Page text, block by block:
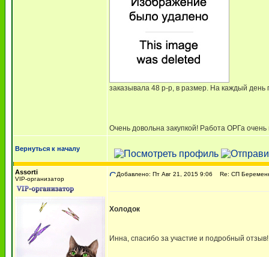
заказывала 48 р-р, в размер. На каждый день
Очень довольна закупкой! Работа ОРГа
Вернуться к началу
Assorti
VIP-организатор
Добавлено: Пт Авг 21, 2015 9:06 Re: СП
Холодок
Инна, спасибо за участие и подробный